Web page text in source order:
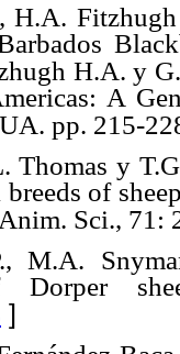
H.A.
H.A. y
A
pp. 215-
Thomas y
of
Sci., 71:
M.A.
Dorper
]